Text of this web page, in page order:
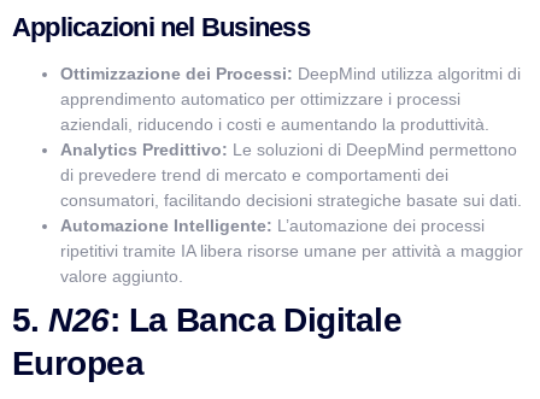
Applicazioni nel Business
Ottimizzazione dei Processi: DeepMind utilizza algoritmi di
apprendimento automatico per ottimizzare i processi
aziendali, riducendo i costi e aumentando la produttività.
Analytics Predittivo: Le soluzioni di DeepMind permettono
di prevedere trend di mercato e comportamenti dei
consumatori, facilitando decisioni strategiche basate sui dati.
Automazione Intelligente: L’automazione dei processi
ripetitivi tramite IA libera risorse umane per attività a maggior
valore aggiunto.
5.N26: La Banca Digitale
Europea